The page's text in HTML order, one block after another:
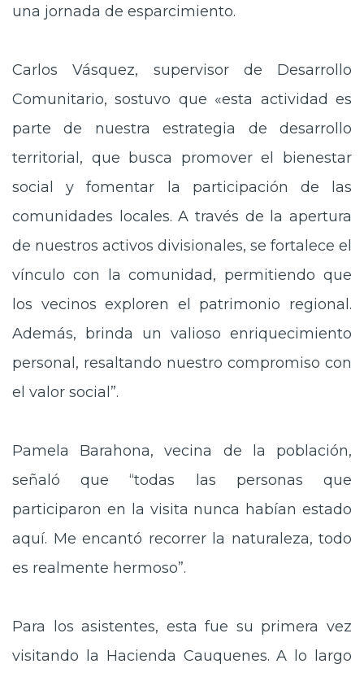
una jornada de esparcimiento.
Carlos Vásquez, supervisor de Desarrollo
Comunitario, sostuvo que «esta actividad es
parte de nuestra estrategia de desarrollo
territorial, que busca promover el bienestar
social y fomentar la participación de las
comunidades locales. A través de la apertura
de nuestros activos divisionales, se fortalece el
vínculo con la comunidad, permitiendo que
los vecinos exploren el patrimonio regional.
Además, brinda un valioso enriquecimiento
personal, resaltando nuestro compromiso con
el valor social”.
Pamela Barahona, vecina de la población,
señaló que “todas las personas que
participaron en la visita nunca habían estado
aquí. Me encantó recorrer la naturaleza, todo
es realmente hermoso”.
Para los asistentes, esta fue su primera vez
visitando la Hacienda Cauquenes. A lo largo